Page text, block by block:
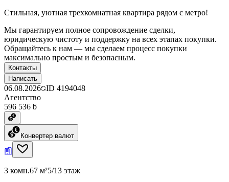
Стильная, уютная трехкомнатная квартира рядом с метро!
Мы гарантируем полное сопровождение сделки,
юридическую чистоту и поддержку на всех этапах покупки.
Обращайтесь к нам — мы сделаем процесс покупки
максимально простым и безопасным.
Контакты
Написать
06.08.2026 ID 4194048
Агентство
596 536 ƃ
Конвертер валют
3 комн.67 м²5/13 этаж